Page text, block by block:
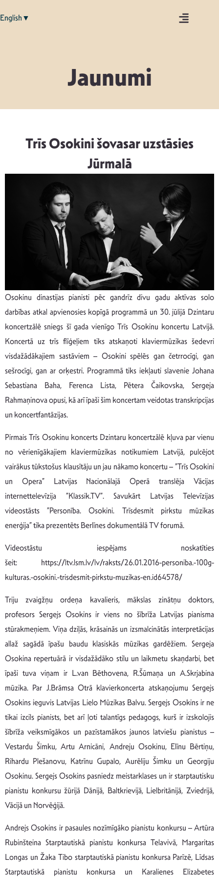
English▼
Jaunumi
Trīs Osokini šovasar uzstāsies
Jūrmalā
Osokinu dinastijas pianisti pēc gandrīz divu gadu aktīvas solo
darbības atkal apvienosies kopīgā programmā un 30. jūlijā Dzintaru
koncertzālē sniegs šī gada vienīgo Trīs Osokinu koncertu Latvijā.
Koncertā uz trīs flīģeļiem tiks atskaņoti klaviermūzikas šedevri
visdažādākajiem sastāviem – Osokini spēlēs gan četrrocīgi, gan
sešrocīgi, gan ar orķestri. Programmā tiks iekļauti slavenie Johana
Sebastiana Baha, Ferenca Lista, Pētera Čaikovska, Sergeja
Rahmaņinova opusi, kā arī īpaši šim koncertam veidotas transkripcijas
un koncertfantāzijas.
Pirmais Trīs Osokinu koncerts Dzintaru koncertzālē kļuva par vienu
no vērienīgākajiem klaviermūzikas notikumiem Latvijā, pulcējot
vairākus tūkstošus klausītāju un jau nākamo koncertu – ”Trīs Osokini
un Opera” Latvijas Nacionālajā Operā translēja Vācijas
internettelevīzija ”Klassik.TV”. Savukārt Latvijas Televīzijas
videostāsts ”Personība. Osokini. Trīsdesmit pirkstu mūzikas
enerģija” tika prezentēts Berlīnes dokumentālā TV forumā.
Videostāstu iespējams noskatīties
šeit: https://ltv.lsm.lv/lv/raksts/26.01.2016-personiba.-100g-
kulturas.-osokini.-trisdesmit-pirkstu-muzikas-en.id64578/
Triju zvaigžņu ordeņa kavalieris, mākslas zinātņu doktors,
profesors Sergejs Osokins ir viens no šībrīža Latvijas pianisma
stūrakmeņiem. Viņa dziļās, krāsainās un izsmalcinātās interpretācijas
allaž sagādā īpašu baudu klasiskās mūzikas gardēžiem. Sergeja
Osokina repertuārā ir visdažādāko stilu un laikmetu skaņdarbi, bet
īpaši tuva viņam ir L.van Bēthovena, R.Šūmaņa un A.Skrjabina
mūzika. Par J.Brāmsa Otrā klavierkoncerta atskaņojumu Sergejs
Osokins ieguvis Latvijas Lielo Mūzikas Balvu. Sergejs Osokins ir ne
tikai izcils pianists, bet arī ļoti talantīgs pedagogs, kurš ir izskolojis
šībrīža veiksmīgākos un pazīstamākos jaunos latviešu pianistus –
Vestardu Šimku, Artu Arnicāni, Andreju Osokinu, Elīnu Bērtiņu,
Rihardu Plešanovu, Katrīnu Gupalo, Aurēliju Šimku un Georgiju
Osokinu. Sergejs Osokins pasniedz meistarklases un ir starptautisku
pianistu konkursu žūrijā Dānijā, Baltkrievijā, Lielbritānijā, Zviedrijā,
Vācijā un Norvēģijā.
Andrejs Osokins ir pasaules nozīmīgāko pianistu konkursu – Artūra
Rubinšteina Starptautiskā pianistu konkursa Telavivā, Margaritas
Longas un Žaka Tibo starptautiskā pianistu konkursa Parīzē, Līdsas
Starptautiskā pianistu konkursa un Karalienes Elizabetes